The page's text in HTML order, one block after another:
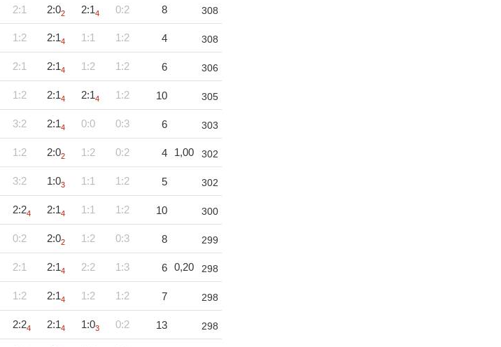
2:1 2:02 2:14 0:2 8 308
1:2 2:14 1:1 1:2 4 308
2:1 2:14 1:2 1:2 6 306
1:2 2:14 2:14 1:2 10 305
3:2 2:14 0:0 0:3 6 303
1:2 2:02 1:2 0:2 4 1,00 302
3:2 1:03 1:1 1:2 5 302
2:24 2:14 1:1 1:2 10 300
0:2 2:02 1:2 0:3 8 299
2:1 2:14 2:2 1:3 6 0,20 298
1:2 2:14 1:2 1:2 7 298
2:24 2:14 1:03 0:2 13 298